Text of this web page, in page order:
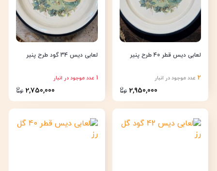
2 عدد موجود در انبار
لعابی دیس قطر 40 طرح پنیر
2,950,000
1 عدد موجود در انبار
لعابی دیس 34 گود طرح پنیر
2,750,000